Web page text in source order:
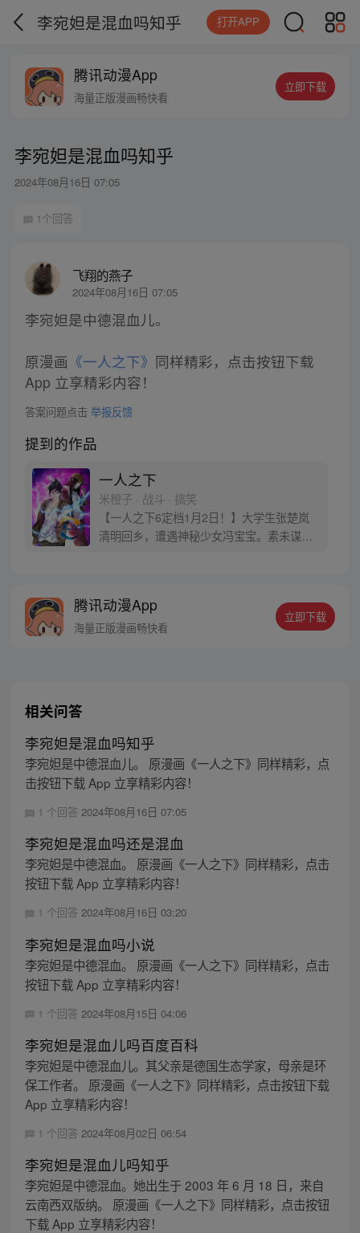
李宛妲是混血吗知乎 打开APP
腾讯动漫App
海量正版漫画畅快看
立即下载
李宛妲是混血吗知乎
2024年08月16日 07:05
1个回答
飞翔的燕子
2024年08月16日 07:05
李宛妲是中德混血儿。
原漫画 《一人之下》 同样精彩，点击按钮下载
App 立享精彩内容！
答案问题点击 举报反馈
提到的作品
一人之下
米橙子 · 战斗 · 搞笑
【一人之下6定档1月2日！】大学生张楚岚
清明回乡，遭遇神秘少女冯宝宝。素未谋面
密，张楚岚的生活被彻底颠覆，与冯宝宝一
同踏上“异人”之旅。
腾讯动漫App
海量正版漫画畅快看
立即下载
相关问答
李宛妲是混血吗知乎
李宛妲是中德混血儿。 原漫画《一人之下》同样精彩，点
击按钮下载 App 立享精彩内容！
1 个回答 2024年08月16日 07:05
李宛妲是混血吗还是混血
李宛妲是中德混血。 原漫画《一人之下》同样精彩，点击
按钮下载 App 立享精彩内容！
1 个回答 2024年08月16日 03:20
李宛妲是混血吗小说
李宛妲是中德混血。 原漫画《一人之下》同样精彩，点击
按钮下载 App 立享精彩内容！
1 个回答 2024年08月15日 04:06
李宛妲是混血儿吗百度百科
李宛妲是中德混血儿。其父亲是德国生态学家，母亲是环
保工作者。 原漫画《一人之下》同样精彩，点击按钮下载
App 立享精彩内容！
1 个回答 2024年08月02日 06:54
李宛妲是混血儿吗知乎
李宛妲是中德混血。她出生于 2003 年 6 月 18 日，来自
云南西双版纳。 原漫画《一人之下》同样精彩，点击按钮
下载 App 立享精彩内容！